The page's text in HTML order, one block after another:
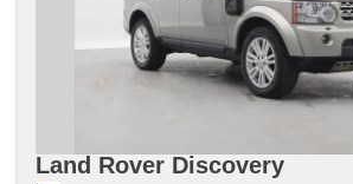
Land Rover Discovery